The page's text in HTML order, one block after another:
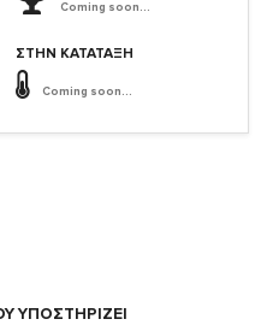
Coming soon...
ΣΤΗΝ ΚΑΤΆΤΑΞΗ
Coming soon...
ΥΠΟΣΤΗΡΙΖΕΙ